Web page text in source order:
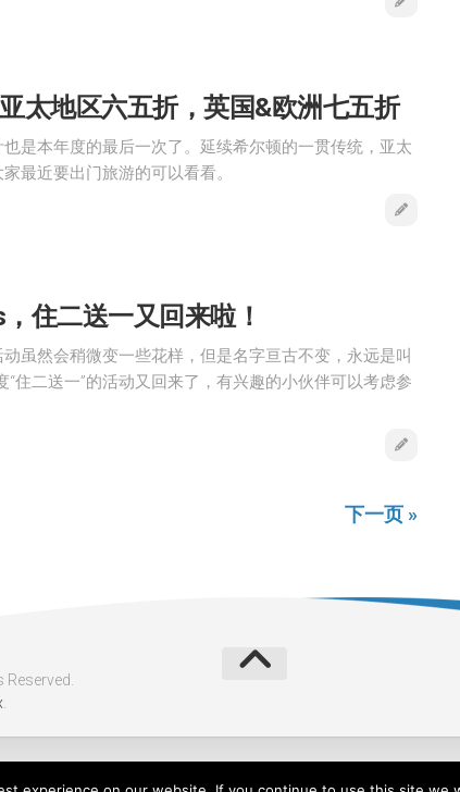
太地区六五折，英国&欧洲七五折
是本年度的最后一次了。延续希尔顿的一贯传统，亚太
最近要出门旅游的可以看看。
住二送一又回来啦！
虽然会稍微变一些花样，但是名字亘古不变，永远是叫
住二送一”的活动又回来了，有兴趣的小伙伴可以考虑参
下一页 »